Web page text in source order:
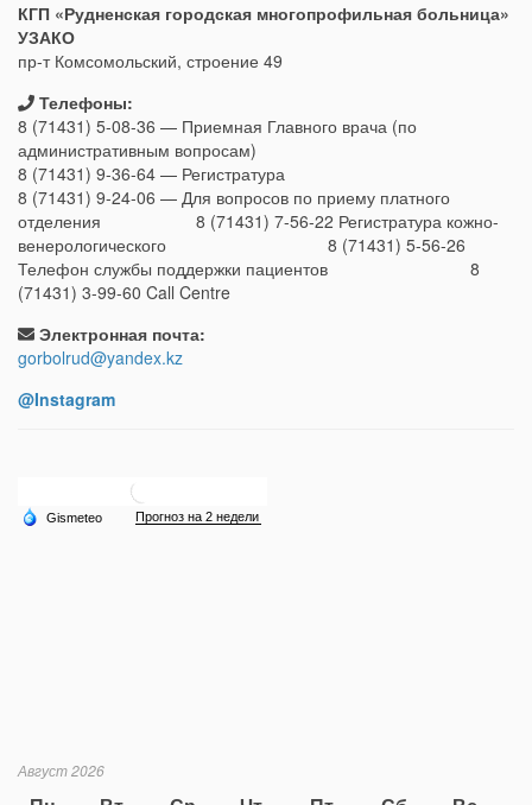
КГП «Рудненская городская многопрофильная больница»
УЗАКО
пр-т Комсомольский, строение 49
Телефоны:
8 (71431) 5-08-36 — Приемная Главного врача (по
административным вопросам)
8 (71431) 9-36-64 — Регистратура
8 (71431) 9-24-06 — Для вопросов по приему платного
отделения 8 (71431) 7-56-22 Регистратура кожно-
венерологического 8 (71431) 5-56-26
Телефон службы поддержки пациентов 8
(71431) 3-99-60 Call Centre
Электронная почта:
gorbolrud@yandex.kz
@Instagram
Август 2026